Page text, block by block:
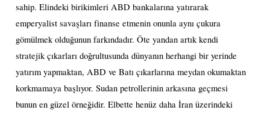
sahip. Elindeki birikimleri ABD bankalarına yatırarak
emperyalist savaşları finanse etmenin onunla aynı çukura
gömülmek olduğunun farkındadır. Öte yandan artık kendi
stratejik çıkarları doğrultusunda dünyanın herhangi bir yerinde
yatırım yapmaktan, ABD ve Batı çıkarlarına meydan okumaktan
korkmamaya başlıyor. Sudan petrollerinin arkasına geçmesi
bunun en güzel örneğidir. Elbette henüz daha İran üzerindeki